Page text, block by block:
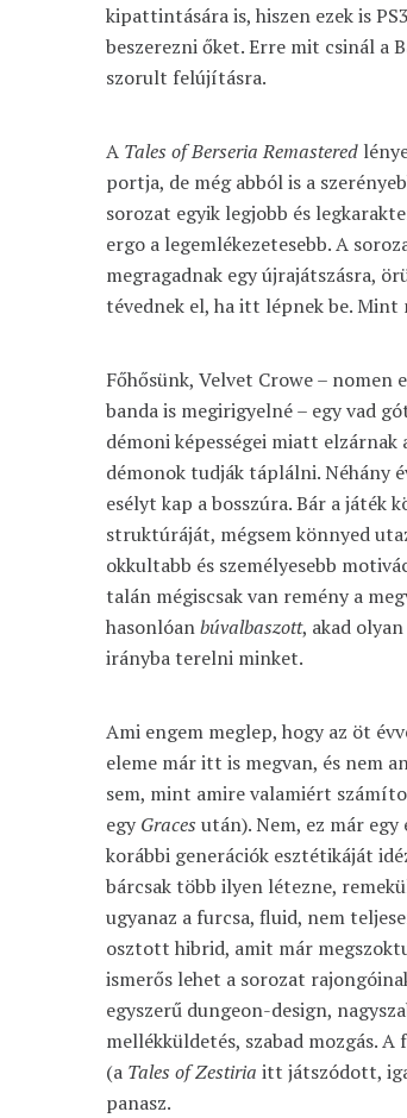
kipattintására is, hiszen ezek is
beszerezni őket. Erre mit csinál a
szorult felújításra.
A Tales of Berseria Remastered
portja, de még abból is a
sorozat egyik legjobb és
ergo a legemlékezetesebb. A
megragadnak egy újrajátszásra,
tévednek el, ha itt lépnek be. Mint
Főhősünk, Velvet Crowe –
banda is megirigyelné – egy vad
démoni képességei miatt elzárnak
démonok tudják táplálni. Néhány
esélyt kap a bosszúra. Bár a játék
struktúráját, mégsem könnyed
okkultabb és személyesebb
talán mégiscsak van remény a
hasonlóanbúvalbaszott, akad
irányba terelni minket.
Ami engem meglep, hogy az öt
eleme már itt is megvan, és nem
sem, mint amire valamiért
egy Graces után). Nem, ez már
korábbi generációk esztétikáját
bárcsak több ilyen létezne,
ugyanaz a furcsa, fluid, nem
osztott hibrid, amit már
ismerős lehet a sorozat
egyszerű dungeon-design,
mellékküldetés, szabad mozgás.
(a Tales of Zestiria itt játszódott,
panasz.